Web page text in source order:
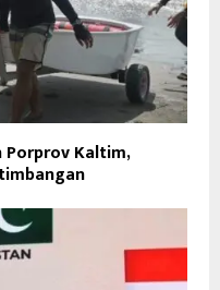
Porprov Kaltim,